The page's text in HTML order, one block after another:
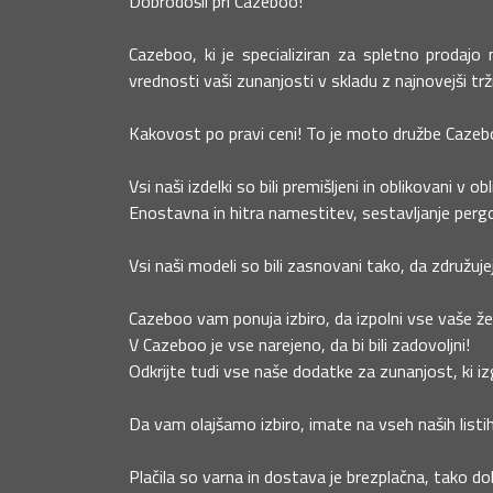
Cazeboo, ki je specializiran za spletno
vrednosti vaši zunanjosti v skladu z najnovejši
Kakovost po pravi ceni! To je moto družbe
Vsi naši izdelki so bili premišljeni in oblikovani v
Enostavna in hitra namestitev, sestavljanje
Vsi naši modeli so bili zasnovani tako, da
Cazeboo vam ponuja izbiro, da izpolni vse vaše
V Cazeboo je vse narejeno, da bi bili zadovoljni!
Odkrijte tudi vse naše dodatke za zunanjost, ki
Da vam olajšamo izbiro, imate na vseh naših
Plačila so varna in dostava je brezplačna, tako